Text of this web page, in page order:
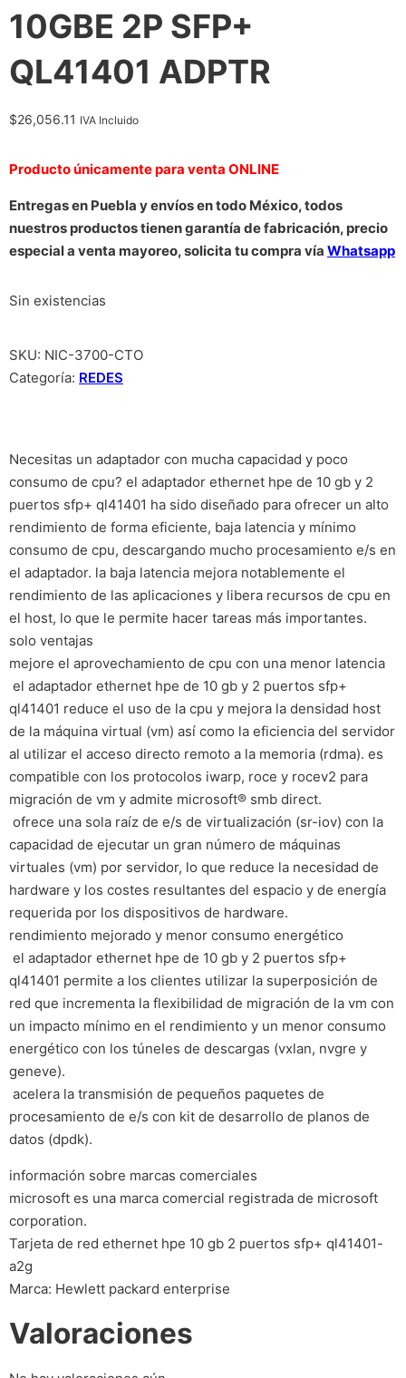
10GBE 2P SFP+
QL41401 ADPTR
$26,056.11 IVA Incluido
Producto únicamente para venta ONLINE
Entregas en Puebla y envíos en todo México, todos
nuestros productos tienen garantía de fabricación, precio
especial a venta mayoreo, solicita tu compra vía Whatsapp
Sin existencias
SKU: NIC-3700-CTO
Categoría: REDES
Necesitas un adaptador con mucha capacidad y poco
consumo de cpu? el adaptador ethernet hpe de 10 gb y 2
puertos sfp+ ql41401 ha sido diseñado para ofrecer un alto
rendimiento de forma eficiente, baja latencia y mínimo
consumo de cpu, descargando mucho procesamiento e/s en
el adaptador. la baja latencia mejora notablemente el
rendimiento de las aplicaciones y libera recursos de cpu en
el host, lo que le permite hacer tareas más importantes.
solo ventajas
mejore el aprovechamiento de cpu con una menor latencia
 el adaptador ethernet hpe de 10 gb y 2 puertos sfp+
ql41401 reduce el uso de la cpu y mejora la densidad host
de la máquina virtual (vm) así como la eficiencia del servidor
al utilizar el acceso directo remoto a la memoria (rdma). es
compatible con los protocolos iwarp, roce y rocev2 para
migración de vm y admite microsoft® smb direct.
 ofrece una sola raíz de e/s de virtualización (sr-iov) con la
capacidad de ejecutar un gran número de máquinas
virtuales (vm) por servidor, lo que reduce la necesidad de
hardware y los costes resultantes del espacio y de energía
requerida por los dispositivos de hardware.
rendimiento mejorado y menor consumo energético
 el adaptador ethernet hpe de 10 gb y 2 puertos sfp+
ql41401 permite a los clientes utilizar la superposición de
red que incrementa la flexibilidad de migración de la vm con
un impacto mínimo en el rendimiento y un menor consumo
energético con los túneles de descargas (vxlan, nvgre y
geneve).
 acelera la transmisión de pequeños paquetes de
procesamiento de e/s con kit de desarrollo de planos de
datos (dpdk).
información sobre marcas comerciales
microsoft es una marca comercial registrada de microsoft
corporation.
Tarjeta de red ethernet hpe 10 gb 2 puertos sfp+ ql41401-
a2g
Marca: Hewlett packard enterprise
Valoraciones